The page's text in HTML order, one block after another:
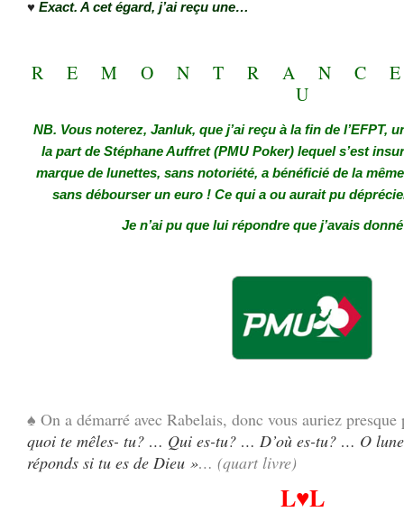
♥ Exact. A cet égard, j’ai reçu une…
R E M O N T R A N
U
NB. Vous noterez, Janluk, que j’ai reçu à la fin de l’EFPT,
la part de Stéphane Auffret (PMU Poker) lequel s’est
marque de lunettes, sans notoriété, a bénéficié de la
sans débourser un euro ! Ce qui a ou aurait pu
Je n’ai pu que lui répondre que j’avais
♠ On a démarré avec Rabelais, donc vous auriez
quoi te mêles- tu? … Qui es-tu? … D’où es-tu? … O
réponds si tu es de Dieu »… (quart livre)
L♥L